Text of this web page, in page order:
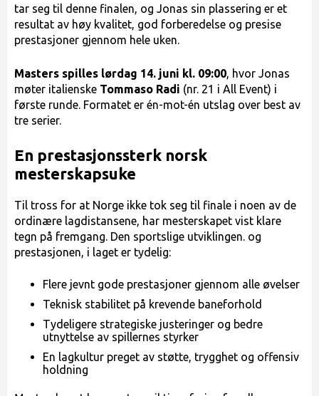
tar seg til denne finalen, og Jonas sin plassering er et
resultat av høy kvalitet, god forberedelse og presise
prestasjoner gjennom hele uken.
Masters spilles lørdag 14. juni kl. 09:00, hvor Jonas
møter italienske Tommaso Radi (nr. 21 i All Event) i
første runde. Formatet er én-mot-én utslag over best av
tre serier.
En prestasjonssterk norsk
mesterskapsuke
Til tross for at Norge ikke tok seg til finale i noen av de
ordinære lagdistansene, har mesterskapet vist klare
tegn på fremgang. Den sportslige utviklingen. og
prestasjonen, i laget er tydelig:
Flere jevnt gode prestasjoner gjennom alle øvelser
Teknisk stabilitet på krevende baneforhold
Tydeligere strategiske justeringer og bedre
utnyttelse av spillernes styrker
En lagkultur preget av støtte, trygghet og offensiv
holdning